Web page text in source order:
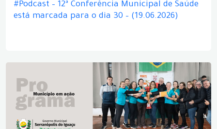
#Podcast – 12ª Conferência Municipal de Saúde
está marcada para o dia 30 – (19.06.2026)